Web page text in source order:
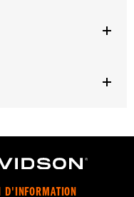
D'INFORMATION